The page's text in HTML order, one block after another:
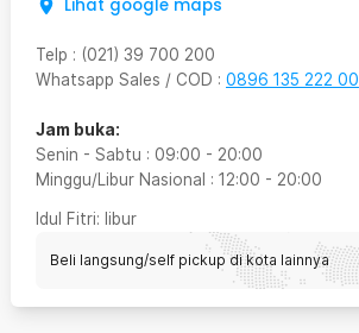
Lihat google maps
Telp : (021) 39 700 200
Whatsapp Sales / COD : 0896 135 222 00
Jam buka:
Senin - Sabtu : 09:00 - 20:00
Minggu/Libur Nasional : 12:00 - 20:00
Idul Fitri: libur
Beli langsung/self pickup di kota lainnya